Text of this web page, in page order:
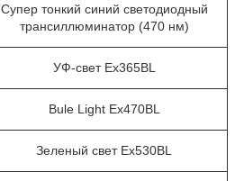
Супер тонкий синий светодиодный
трансиллюминатор (470 нм)
УФ-свет Ex365BL
Bule Light Ex470BL
Зеленый свет Ex530BL